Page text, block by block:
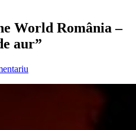
World România –
aur”